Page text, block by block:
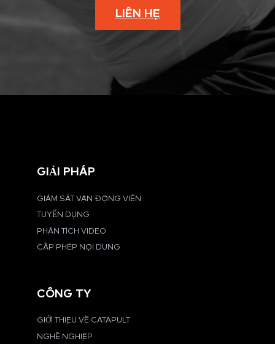
LIÊN HỆ
GIẢI PHÁP
GIÁM SÁT VẬN ĐỘNG VIÊN
TUYỂN DỤNG
PHÂN TÍCH VIDEO
CẤP PHÉP NỘI DUNG
CÔNG TY
GIỚI THIỆU VỀ CATAPULT
NGHỀ NGHIỆP